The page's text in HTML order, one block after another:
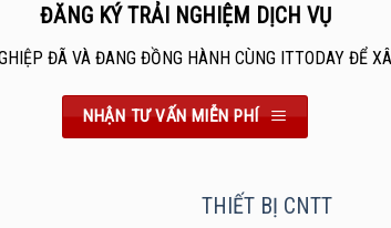
ĐĂNG KÝ TRẢI NGHIỆM DỊCH VỤ
ĐÃ VÀ ĐANG ĐỒNG HÀNH CÙNG ITTODAY ĐỂ
NHẬN TƯ VẤN MIỄN PHÍ
THIẾT BỊ CNTT